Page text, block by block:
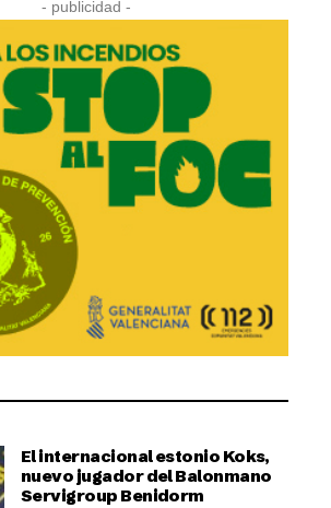
- publicidad -
El internacional estonio Koks,
nuevo jugador del Balonmano
Servigroup Benidorm